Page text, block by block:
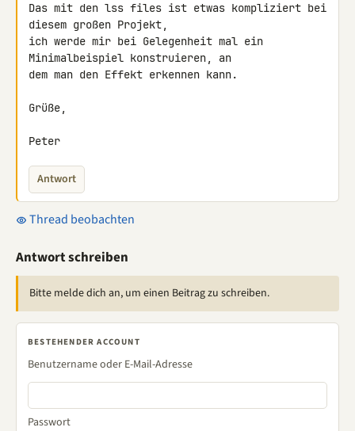
Das mit den lss files ist etwas kompliziert bei
diesem großen Projekt,
ich werde mir bei Gelegenheit mal ein
Minimalbeispiel konstruieren, an
dem man den Effekt erkennen kann.
Grüße,
Peter
Antwort
Thread beobachten
Antwort schreiben
Bitte melde dich an, um einen Beitrag zu schreiben.
BESTEHENDER ACCOUNT
Benutzername oder E-Mail-Adresse
Passwort